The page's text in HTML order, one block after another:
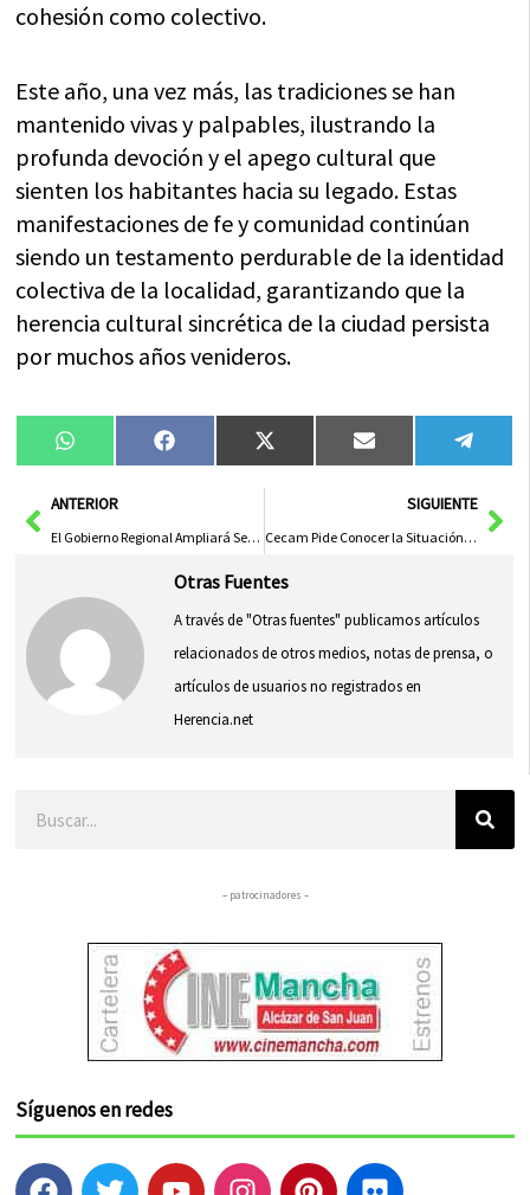
cohesión como colectivo.
Este año, una vez más, las tradiciones se han
mantenido vivas y palpables, ilustrando la
profunda devoción y el apego cultural que
sienten los habitantes hacia su legado. Estas
manifestaciones de fe y comunidad continúan
siendo un testamento perdurable de la identidad
colectiva de la localidad, garantizando que la
herencia cultural sincrética de la ciudad persista
por muchos años venideros.
Compartir
en
WhatsAppCompartir
en
FacebookCompartir
en
X
(Twitter)
Compartir
en
Email
en
AntANTERIOR
El Gobierno Regional Ampliará Sedes del SAI para la Comunidad LGTBI en Castilla-La Mancha Este Verano
SIGUIENTE
Cecam Pide Conocer la Situación de los Trabajadores Fijos Discontinuos Ante el Aumento de 500.000 Parados en España
Otras Fuentes
A través de "Otras fuentes" publicamos artículos
relacionados de otros medios, notas de prensa, o
artículos de usuarios no registrados en
Herencia.net
– patrocinadores –
Síguenos en redes
F T Y I P F